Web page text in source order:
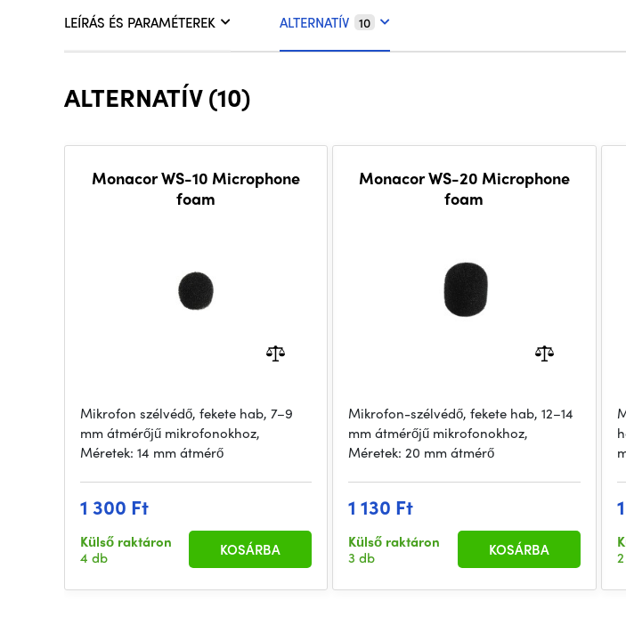
LEÍRÁS ÉS PARAMÉTEREK ALTERNATÍV 10
ALTERNATÍV (10)
Monacor WS-10 Microphone
foam
Mikrofon szélvédő, fekete hab, 7–9
mm átmérőjű mikrofonokhoz,
Méretek: 14 mm átmérő
1 300 Ft
Külső raktáron
4 db
KOSÁRBA
Monacor WS-20 Microphone
foam
Mikrofon-szélvédő, fekete hab, 12–14
mm átmérőjű mikrofonokhoz,
Méretek: 20 mm átmérő
1 130 Ft
Külső raktáron
3 db
KOSÁRBA